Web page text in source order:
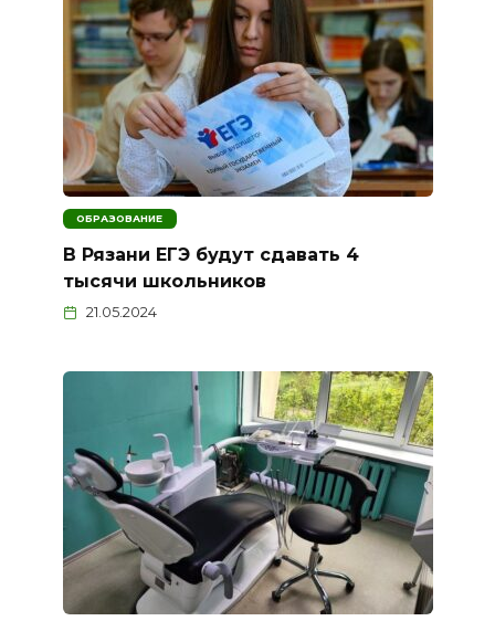
ОБРАЗОВАНИЕ
В Рязани ЕГЭ будут сдавать 4
тысячи школьников
21.05.2024